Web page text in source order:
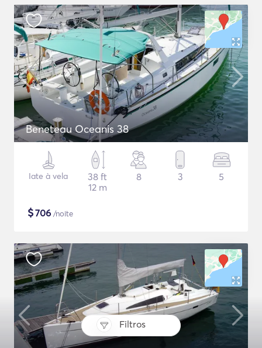
Filtros
Beneteau Oceanis 38
Iate à vela
38 ft
12 m
8 3 5
$706 /noite